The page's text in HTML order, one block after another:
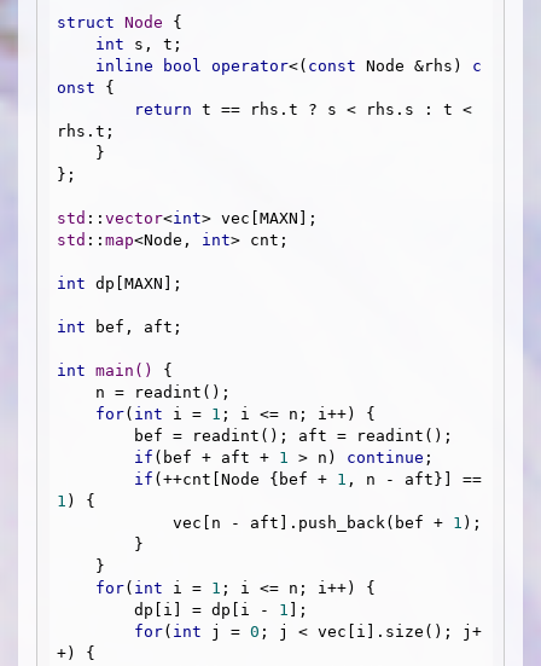
struct Node {
int s, t;
inline
bool operator<( const Node &rhs) c
onst {
return t == rhs.t ? s < rhs.s : t <
rhs.t;
};
std :: vector<int
std :: map<Node, int> cnt;
int dp[MAXN];
int bef, aft;
int main ()
{
for( int i = 1 ; i <= n; i++) {
if (bef + aft + 1 > n) continue ;
if (++cnt[Node {bef + 1
1 ) {
            vec[n - aft].push_back(bef +
1 );
for( int i = 1 ; i <= n; i++) {
        dp[i] = dp[i -
1 ];
for( int j = 0 ; j < vec[i].size(); j+
+) {